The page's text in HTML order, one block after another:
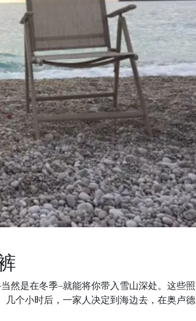
然是在冬季--就能将你带入雪山深处。这些
个小时后，一家人决定到海边去，在奥卢